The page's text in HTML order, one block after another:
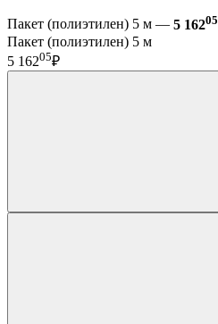
Пакет (полиэтилен) 5 м — 5 16205
Пакет (полиэтилен) 5 м
5 16205₽